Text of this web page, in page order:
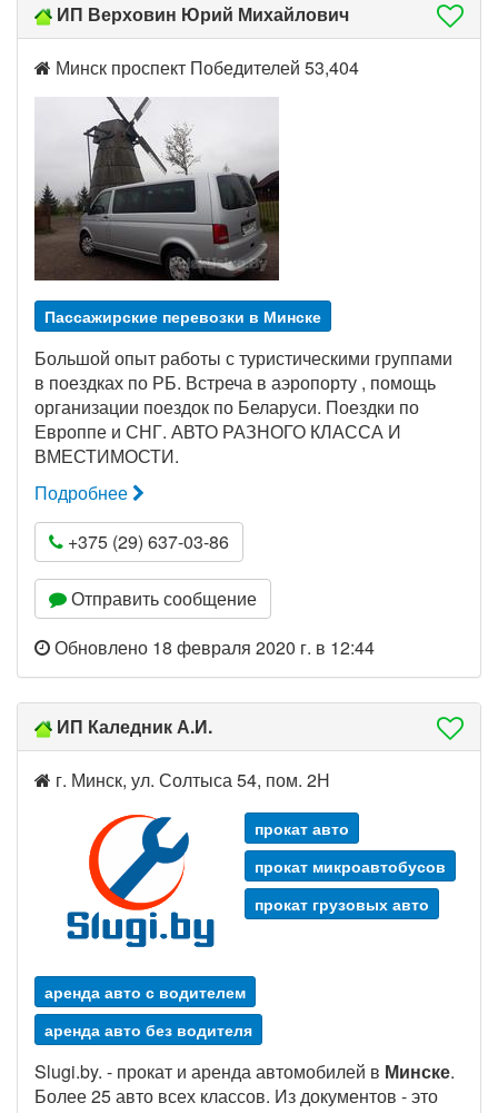
ИП Верховин Юрий Михайлович
Минск проспект Победителей 53,404
Пассажирские перевозки в Минске
Большой опыт работы с туристическими группами
в поездках по РБ. Встреча в аэропорту , помощь
организации поездок по Беларуси. Поездки по
Европпе и СНГ. АВТО РАЗНОГО КЛАССА И
ВМЕСТИМОСТИ.
Подробнее
+375 (29) 637-03-86
Отправить сообщение
Обновлено 18 февраля 2020 г. в 12:44
ИП Каледник А.И.
г. Минск, ул. Солтыса 54, пом. 2Н
прокат авто
прокат микроавтобусов
прокат грузовых авто
аренда авто с водителем
аренда авто без водителя
Slugi.by. - прокат и аренда автомобилей в Минске.
Более 25 авто всех классов. Из документов - это